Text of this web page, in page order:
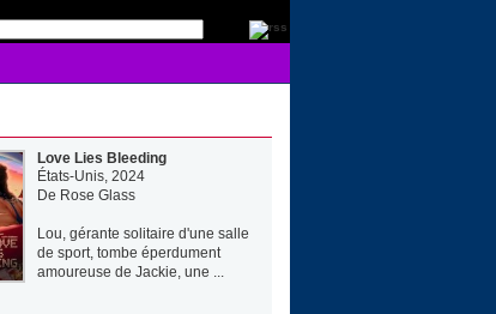
Love Lies Bleeding
États-Unis, 2024
De Rose Glass
Lou, gérante solitaire d'une salle
de sport, tombe éperdument
amoureuse de Jackie, une ...